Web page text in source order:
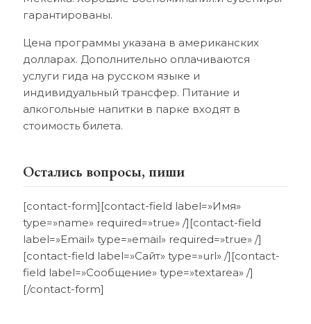
гарантированы.
Цена программы указана в американских
долларах. Дополнительно оплачиваются
услуги гида на русском языке и
индивидуальный трансфер. Питание и
алкогольные напитки в парке входят в
стоимость билета.
Остались вопросы, пиши
[contact-form][contact-field label=»Имя»
type=»name» required=»true» /][contact-field
label=»Email» type=»email» required=»true» /]
[contact-field label=»Сайт» type=»url» /][contact-
field label=»Сообщение» type=»textarea» /]
[/contact-form]